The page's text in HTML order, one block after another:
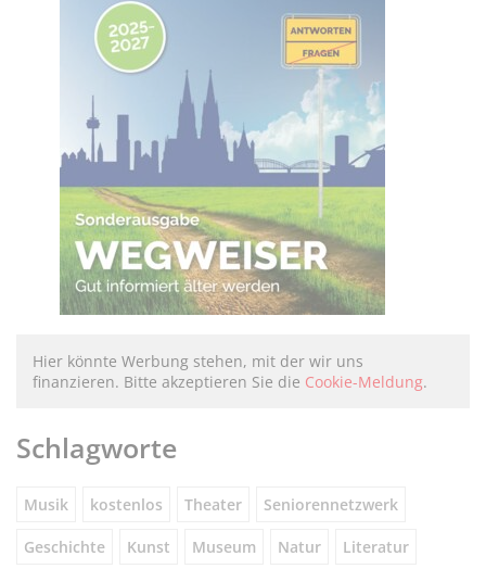
Hier könnte Werbung stehen, mit der wir uns
finanzieren. Bitte akzeptieren Sie die Cookie-Meldung.
Schlagworte
Musik kostenlos Theater Seniorennetzwerk
Geschichte Kunst Museum Natur Literatur